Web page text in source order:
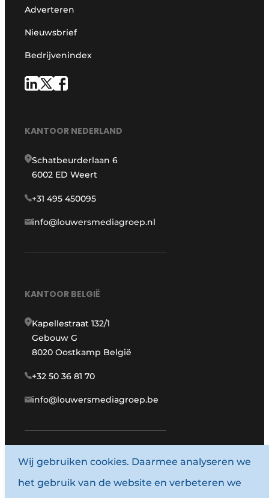
Adverteren
Nieuwsbrief
Bedrijvenindex
KANTOOR NEDERLAND
Schatbeurderlaan 6
6002 ED Weert
+31 495 450095
info@louwersmediagroep.nl
KANTOOR BELGIË
Kapellestraat 132/1
Gebouw G
8020 Oostkamp België
+32 50 36 81 70
info@louwersmediagroep.be
www.louwersmediagroep.com
© 1987 - 2026 Louwersmediagroep.
Wij gebruiken cookies. Daarmee analyseren we
het gebruik van de website en verbeteren we